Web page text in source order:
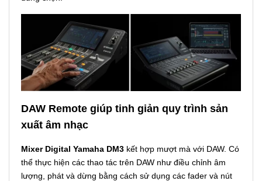
DAW Remote giúp tinh giản quy trình sản
xuất âm nhạc
Mixer Digital Yamaha DM3 kết hợp mượt mà với DAW. Có
thể thực hiện các thao tác trên DAW như điều chỉnh âm
lượng, phát và dừng bằng cách sử dụng các fader và nút